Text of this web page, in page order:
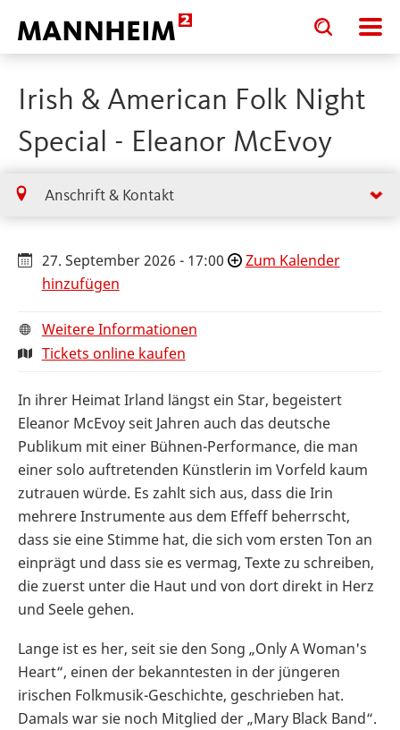
Toggle
search
input
Toggle
search
input
Irish & American Folk Night
Special - Eleanor McEvoy
Anschrift & Kontakt
27. September 2026 - 17:00
Zum Kalender
hinzufügen
Weitere Informationen
Tickets online kaufen
In ihrer Heimat Irland längst ein Star, begeistert
Eleanor McEvoy seit Jahren auch das deutsche
Publikum mit einer Bühnen-Performance, die man
einer solo auftretenden Künstlerin im Vorfeld kaum
zutrauen würde. Es zahlt sich aus, dass die Irin
mehrere Instrumente aus dem Effeff beherrscht,
dass sie eine Stimme hat, die sich vom ersten Ton an
einprägt und dass sie es vermag, Texte zu schreiben,
die zuerst unter die Haut und von dort direkt in Herz
und Seele gehen.
Lange ist es her, seit sie den Song „Only A Woman's
Heart“, einen der bekanntesten in der jüngeren
irischen Folkmusik-Geschichte, geschrieben hat.
Damals war sie noch Mitglied der „Mary Black Band“.